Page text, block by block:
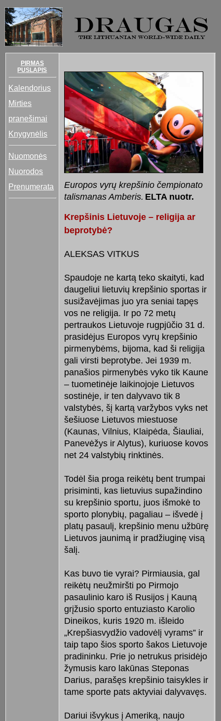
PIRMAS
PUSLAPIS
Kalendorius
Mirties
pranešimai
Knygynėlis
Nuomonės
Nuorodos
Prenumerata
Europos vyrų krepšinio čempionato
talismanas Amberis. ELTA nuotr.
Krepšinis Lietuvoje – religija ar
beprotybė?
ALEKSAS VITKUS
Spaudoje ne kartą teko skaityti, kad
daugeliui lietuvių krepšinio sportas ir
susižavėjimas juo yra seniai tapęs
vos ne religija. Ir po 72 metų
pertraukos Lietuvoje rugpjūčio 31 d.
prasidėjus Europos vyrų krepšinio
pirmenybėms, bijoma, kad ši religija
gali virsti beprotybe. Jei 1939 m.
panašios pirmenybės vyko tik Kaune
– tuometinėje laikinojoje Lietuvos
sostinėje, ir ten dalyvavo tik 8
valstybės, šį kartą varžybos vyks net
šešiuose Lietuvos miestuose
(Kaunas, Vilnius, Klaipėda, Šiauliai,
Panevėžys ir Alytus), kuriuose kovos
net 24 valstybių rinktinės.
Todėl šia proga reikėtų bent trumpai
prisiminti, kas lietuvius supažindino
su krepšinio sportu, juos išmokė to
sporto plonybių, pagaliau – išvedė į
platų pasaulį, krepšinio menu užbūrę
Lietuvos jaunimą ir pradžiuginę visą
šalį.
Kas buvo tie vyrai? Pirmiausia, gal
reikėtų neužmiršti po Pirmojo
pasaulinio karo iš Rusijos į Kauną
grįžusio sporto entuziasto Karolio
Dineikos, kuris 1920 m. išleido
„Krepšiasvydžio vadovėlį vyrams” ir
taip tapo šios sporto šakos Lietuvoje
pradininku. Prie jo netrukus prisidėjo
žymusis karo lakūnas Steponas
Darius, parašęs krepšinio taisykles ir
tame sporte pats aktyviai dalyvavęs.
Dariui išvykus į Ameriką, naujo